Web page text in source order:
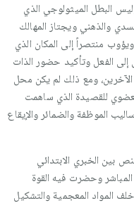
البطل الميثولوجي الذي
والذهني ويجتاز المهالك
منتصراً إلى المكان الذي
إلى الفعل وتأكيد حضور الذات
ومع ذلك لم يكن محل
للقصيدة الذي ساهمت
الموظفة والضمائر والإيقاع
بين الخبري الابتدائي
وحضرت فيه القوة
خلف المواد المعجمية والتشكيل